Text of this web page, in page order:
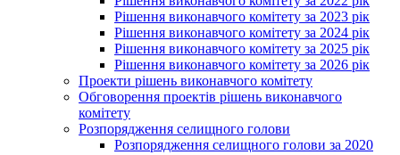
Рішення виконавчого комітету за 2023 рік
Рішення виконавчого комітету за 2024 рік
Рішення виконавчого комітету за 2025 рік
Рішення виконавчого комітету за 2026 рік
Проекти рішень виконавчого комітету
Обговорення проектів рішень виконавчого
комітету
Розпорядження селищного голови
Розпорядження селищного голови за 2020